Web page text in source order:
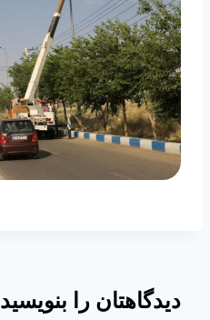
دیدگاهتان را بنویسید